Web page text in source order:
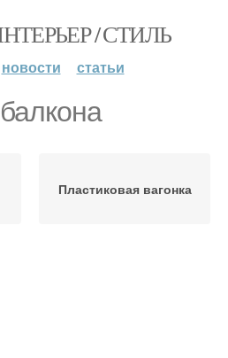
/ СТИЛЬ
новости статьи
Пластиковая вагонка